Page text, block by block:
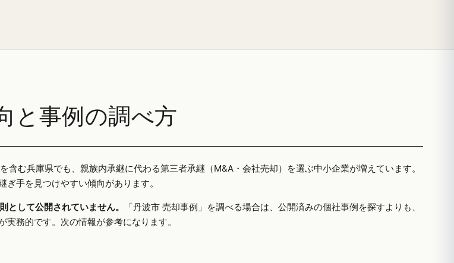
と事例の調べ方
む兵庫県でも、親族内承継に代わる第三者承継（M&A・会社売却）を選ぶ中小企業が増えています。
手を見つけやすい傾向があります。
して公開されていません。
「丹波市 売却事例」を調べる場合は、公開済みの個社事例を探すよりも、
務的です。次の情報が参考になります。